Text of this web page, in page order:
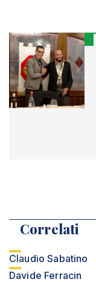
Correlati
Claudio Sabatino
Davide Ferracin